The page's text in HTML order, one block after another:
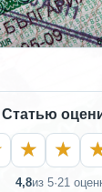
Статью
4,8из 5·21